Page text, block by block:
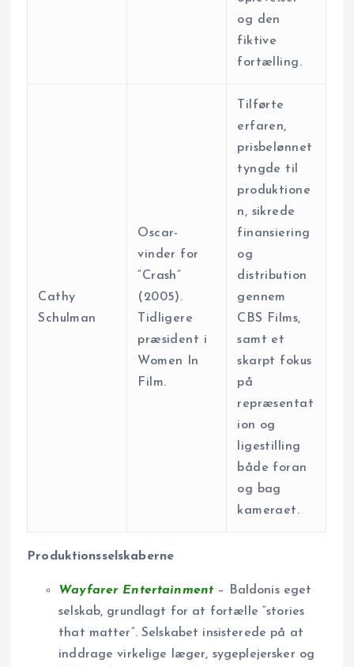
og den
fiktive
fortælling.
Cathy
Schulman
Oscar-
vinder for
“Crash”
(2005).
Tidligere
præsident i
Women In
Film.
Tilførte
erfaren,
prisbelønnet
tyngde til
produktione
n, sikrede
finansiering
og
distribution
gennem
CBS Films,
samt et
skarpt fokus
på
repræsentat
ion og
ligestilling
både foran
og bag
kameraet.
Produktionsselskaberne
Wayfarer Entertainment – Baldonis eget
selskab, grundlagt for at fortælle “stories
that matter”. Selskabet insisterede på at
inddrage virkelige læger, sygeplejersker og